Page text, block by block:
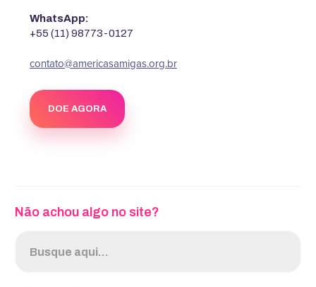
WhatsApp:
+55 (11) 98773-0127
contato@americasamigas.org.br
DOE AGORA
Não achou algo no site?